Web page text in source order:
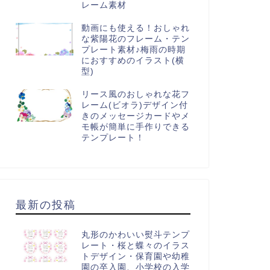
レーム素材
動画にも使える！おしゃれ
な紫陽花のフレーム・テン
プレート素材♪梅雨の時期
におすすめのイラスト(横
型)
リース風のおしゃれな花フ
レーム(ビオラ)デザイン付
きのメッセージカードやメ
モ帳が簡単に手作りできる
テンプレート！
最新の投稿
丸形のかわいい熨斗テンプ
レート・桜と蝶々のイラス
トデザイン・保育園や幼稚
園の卒入園、小学校の入学